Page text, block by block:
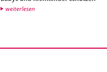
wei­ter­le­sen